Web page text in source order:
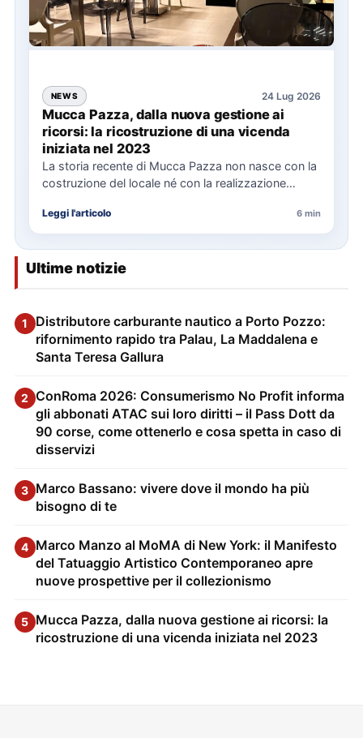
NEWS 24 Lug 2026
Mucca Pazza, dalla nuova gestione ai
ricorsi: la ricostruzione di una vicenda
iniziata nel 2023
La storia recente di Mucca Pazza non nasce con la
costruzione del locale né con la realizzazione
Leggi l'articolo 6 min
Ultime notizie
1
Distributore carburante nautico a Porto Pozzo:
rifornimento rapido tra Palau, La Maddalena e
Santa Teresa Gallura
2 ConRoma 2026: Consumerismo No Profit informa
gli abbonati ATAC sui loro diritti – il Pass Dott da
90 corse, come ottenerlo e cosa spetta in caso di
disservizi
3 Marco Bassano: vivere dove il mondo ha più
bisogno di te
4 Marco Manzo al MoMA di New York: il Manifesto
del Tatuaggio Artistico Contemporaneo apre
nuove prospettive per il collezionismo
5 Mucca Pazza, dalla nuova gestione ai ricorsi: la
ricostruzione di una vicenda iniziata nel 2023